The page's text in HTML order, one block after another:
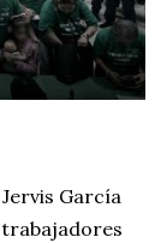
García